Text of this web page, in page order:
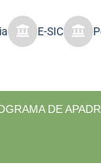
E-SIC
DE